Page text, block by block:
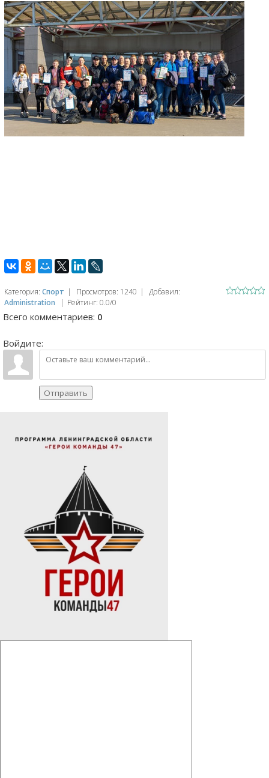
Категория: Спорт | Просмотров: 1240 | Добавил:
Administration
| Рейтинг: 0.0/0
Всего комментариев: 0
Войдите:
Отправить